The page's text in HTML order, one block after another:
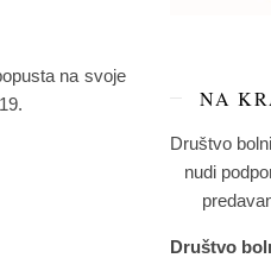
na svoje
NA
Društvo
nudi
Društvo